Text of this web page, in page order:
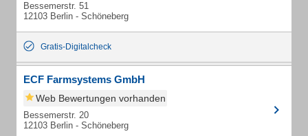
Bessemerstr. 51
12103 Berlin - Schöneberg
Gratis-Digitalcheck
ECF Farmsystems GmbH
Web Bewertungen vorhanden
Bessemerstr. 20
12103 Berlin - Schöneberg